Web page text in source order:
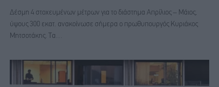
Δέσμη 4 στοχευμένων μέτρων για το διάστημα Απρίλιος – Μάιος,
ύψους 300 εκατ. ανακοίνωσε σήμερα ο πρωθυπουργός Κυριάκος
Μητσοτάκης. Τα…